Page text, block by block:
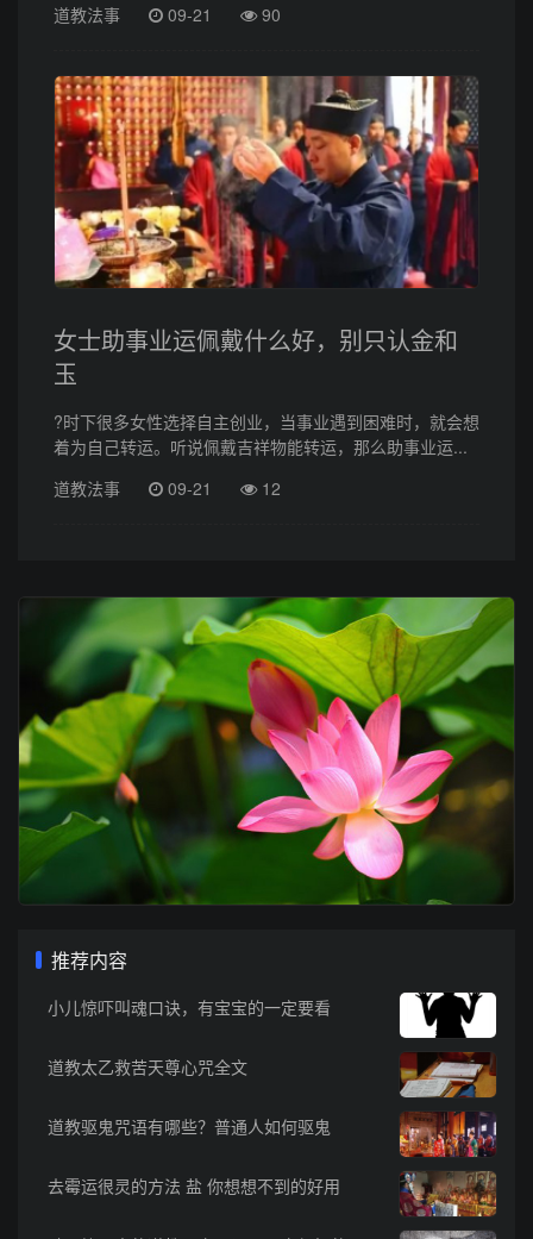
道教法事
09-21 90
女士助事业运佩戴什么好，别只认金和
玉
?时下很多女性选择自主创业，当事业遇到困难时，就会想
着为自己转运。听说佩戴吉祥物能转运，那么助事业运...
道教法事
09-21 12
推荐内容
小儿惊吓叫魂口诀，有宝宝的一定要看
道教太乙救苦天尊心咒全文
道教驱鬼咒语有哪些？普通人如何驱鬼
去霉运很灵的方法 盐 你想想不到的好用